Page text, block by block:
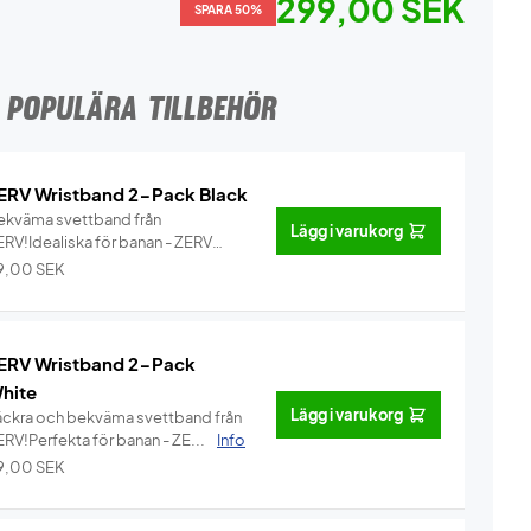
SPARA 50% 299,00 SEK
POPULÄRA TILLBEHÖR
Wristband 2-Pack Black
svettband från
för banan - ZERV
SEK
Lägg i varukorg
Wristband 2-Pack
och bekväma svettband från
för banan - ZE...
Info
SEK
Lägg i varukorg